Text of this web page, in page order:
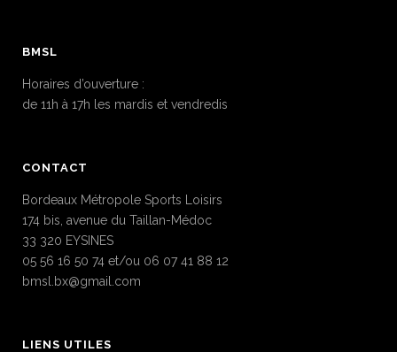
BMSL
Horaires d’ouverture :
de 11h à 17h les mardis et vendredis
CONTACT
Bordeaux Métropole Sports Loisirs
174 bis, avenue du Taillan-Médoc
33 320 EYSINES
05 56 16 50 74 et/ou 06 07 41 88 12
bmsl.bx@gmail.com
LIENS UTILES